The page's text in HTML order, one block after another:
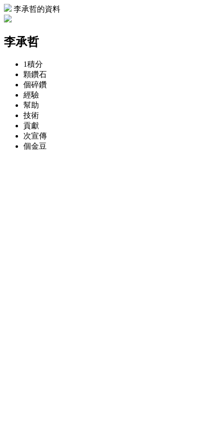
李承哲的資料
李承哲
1積分
顆鑽石
個碎鑽
經驗
幫助
技術
貢獻
次宣傳
個金豆